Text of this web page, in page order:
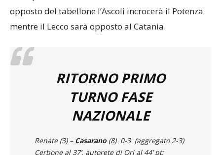
RITORNO PRIMO
TURNO FASE
NAZIONALE
Renate (3) –Casarano(8) 0-3 (aggregato 2-3)